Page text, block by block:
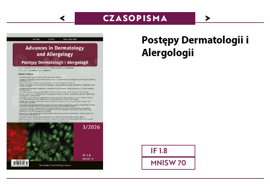
< CZASOPISMA >
Postępy Dermatologii i
Alergologii
IF 1.8
MNISW 70